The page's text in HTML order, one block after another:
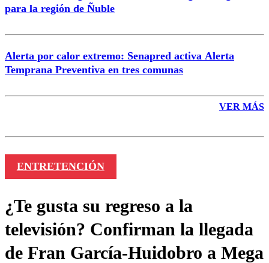
para la región de Ñuble
Alerta por calor extremo: Senapred activa Alerta
Temprana Preventiva en tres comunas
VER MÁS
ENTRETENCIÓN
¿Te gusta su regreso a la
televisión? Confirman la llegada
de Fran García-Huidobro a Mega